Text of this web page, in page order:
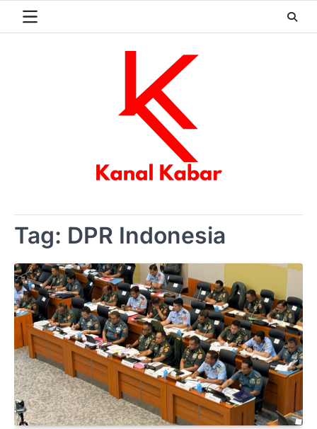
Tag: DPR Indonesia